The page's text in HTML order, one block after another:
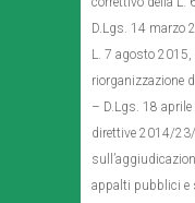
D.Lgs. 14 marzo
L. 7 agosto
riorganizzazione
– D.Lgs. 18
direttive 2014/
appalti pubblici e